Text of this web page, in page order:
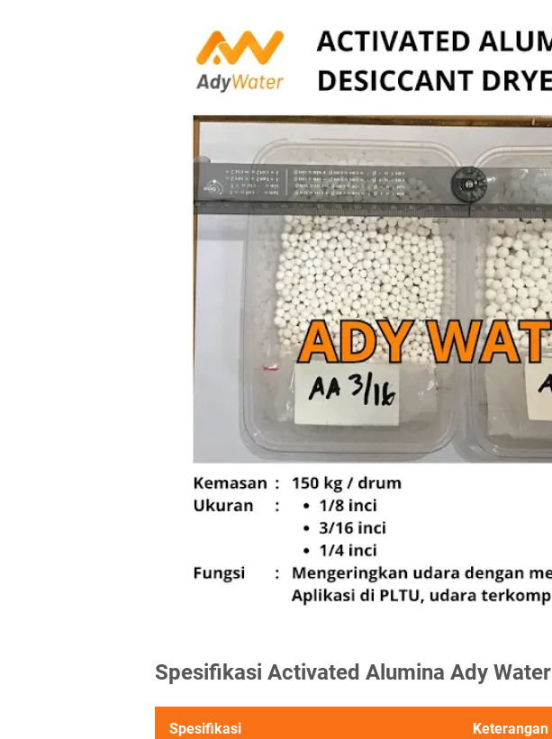
Spesifikasi Activated Alumina Ady Water
Spesifikasi Keterangan